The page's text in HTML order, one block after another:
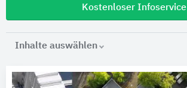
Kostenloser Infoservice
Inhalte auswählen